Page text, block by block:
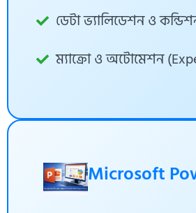
ডেটা ভ্যালিডেশন ও
ম্যাক্রো ও অটোমেশন
Microsoft